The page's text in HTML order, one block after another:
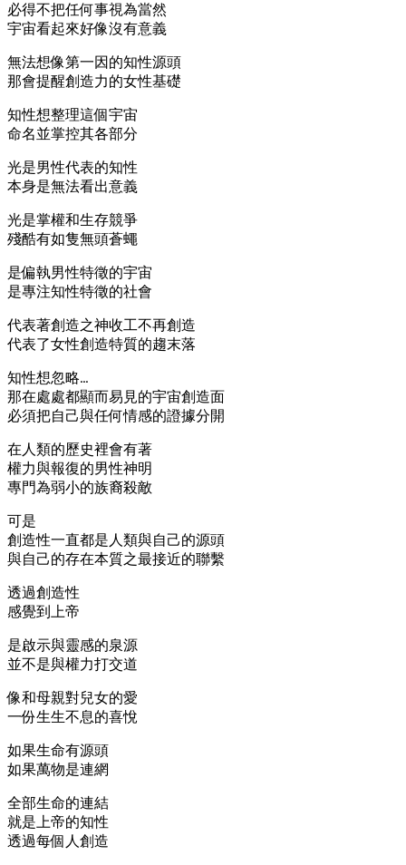
必得不把任何事視為當然
宇宙看起來好像沒有意義
無法想像第一因的知性源頭
那會提醒創造力的女性基礎
知性想整理這個宇宙
命名並掌控其各部分
光是男性代表的知性
本身是無法看出意義
光是掌權和生存競爭
殘酷有如隻無頭蒼蠅
是偏執男性特徵的宇宙
是專注知性特徵的社會
代表著創造之神收工不再創造
代表了女性創造特質的趨末落
知性想忽略…
那在處處都顯而易見的宇宙創造面
必須把自己與任何情感的證據分開
在人類的歷史裡會有著
權力與報復的男性神明
專門為弱小的族裔殺敵
可是
創造性一直都是人類與自己的源頭
與自己的存在本質之最接近的聯繫
透過創造性
感覺到上帝
是啟示與靈感的泉源
並不是與權力打交道
像和母親對兒女的愛
一份生生不息的喜悅
如果生命有源頭
如果萬物是連網
全部生命的連結
就是上帝的知性
透過每個人創造